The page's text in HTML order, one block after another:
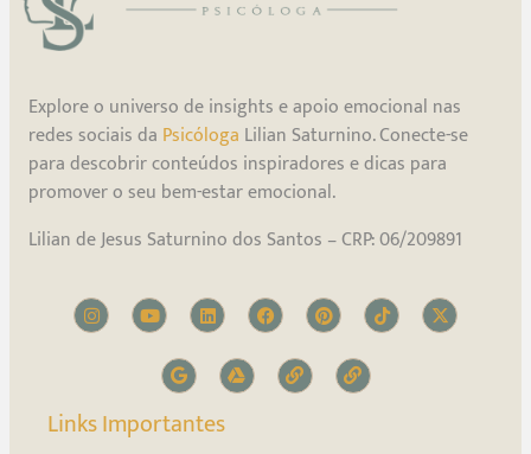
Explore o universo de insights e apoio emocional nas
redes sociais da Psicóloga Lilian Saturnino. Conecte-se
para descobrir conteúdos inspiradores e dicas para
promover o seu bem-estar emocional.
Lilian de Jesus Saturnino dos Santos – CRP: 06/209891
Links Importantes